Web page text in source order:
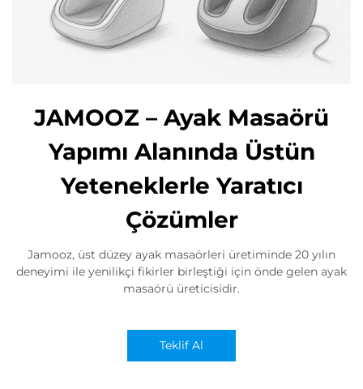
JAMOOZ – Ayak Masaörü
Yapımı Alanında Üstün
Yeteneklerle Yaratıcı
Çözümler
Jamooz, üst düzey ayak masaörleri üretiminde 20 yılın
deneyimi ile yenilikçi fikirler birleştiği için önde gelen ayak
masaörü üreticisidir.
Teklif Al